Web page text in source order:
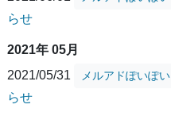
らせ
2021年 05月
2021/05/31
メルアドぽいぽい
らせ